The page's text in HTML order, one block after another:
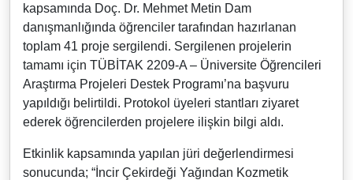
kapsamında Doç. Dr. Mehmet Metin Dam
danışmanlığında öğrenciler tarafından hazırlanan
toplam 41 proje sergilendi. Sergilenen projelerin
tamamı için TÜBİTAK 2209-A – Üniversite Öğrencileri
Araştırma Projeleri Destek Programı’na başvuru
yapıldığı belirtildi. Protokol üyeleri stantları ziyaret
ederek öğrencilerden projelere ilişkin bilgi aldı.
Etkinlik kapsamında yapılan jüri değerlendirmesi
sonucunda; “İncir Çekirdeği Yağından Kozmetik